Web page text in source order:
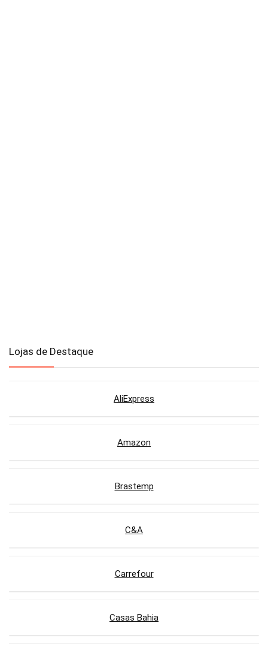
Lojas de Destaque
AliExpress
Amazon
Brastemp
C&A
Carrefour
Casas Bahia